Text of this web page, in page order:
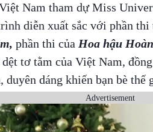
Nam tham dự Miss
diễn xuất sắc với phần
phần thi của Hoa hậu
dệt tơ tằm của Việt Nam,
duyên dáng khiến bạn bè thế
Advertisement